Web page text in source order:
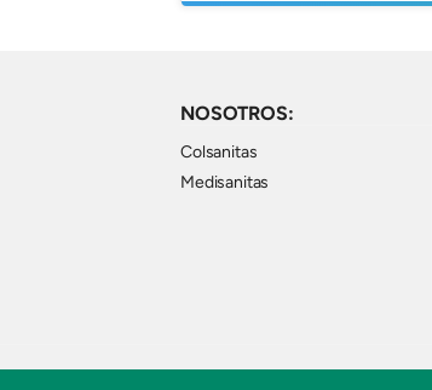
NOSOTROS:
Colsanitas
Medisanitas